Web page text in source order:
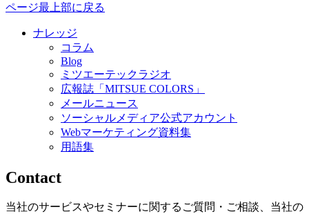
ページ最上部に戻る
ナレッジ
コラム
Blog
ミツエーテックラジオ
広報誌「MITSUE COLORS」
メールニュース
ソーシャルメディア公式アカウント
Webマーケティング資料集
用語集
Contact
当社のサービスやセミナーに関するご質問・ご相談、当社の